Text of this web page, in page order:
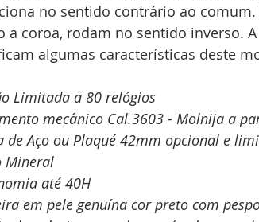
no sentido contrário ao
a coroa, rodam no sentido inverso.
algumas características deste
Limitada a 80 relógios
mecânico Cal.3603 - Molnija a
de Aço ou Plaqué 42mm opcional e
Mineral
até 40H
em pele genuína cor preto com